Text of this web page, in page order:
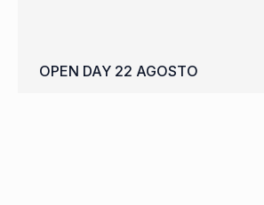
OPEN DAY 22 AGOSTO